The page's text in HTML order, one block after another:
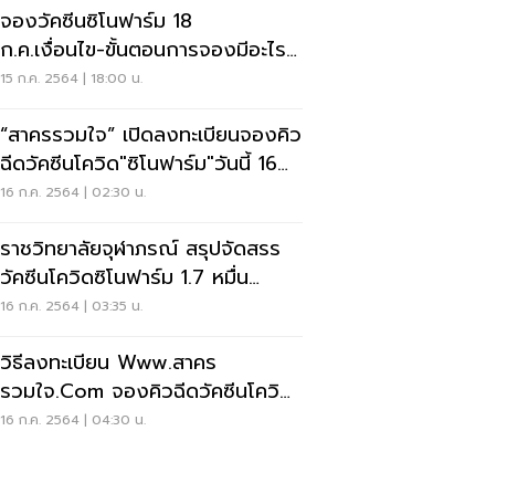
จองวัคซีนซิโนฟาร์ม 18
ก.ค.เงื่อนไข-ขั้นตอนการจองมีอะไร
บ้าง เช็คที่นี่
15 ก.ค. 2564 | 18:00 น.
“สาครรวมใจ” เปิดลงทะเบียนจองคิว
ฉีดวัคซีนโควิด"ซิโนฟาร์ม"วันนี้ 16
ก.ค.64
16 ก.ค. 2564 | 02:30 น.
ราชวิทยาลัยจุฬาภรณ์ สรุปจัดสรร
วัคซีนโควิดซิโนฟาร์ม 1.7 หมื่น
องค์กร
16 ก.ค. 2564 | 03:35 น.
วิธีลงทะเบียน Www.สาคร
รวมใจ.com จองคิวฉีดวัคซีนโควิด
"ซิโนฟาร์ม"
16 ก.ค. 2564 | 04:30 น.